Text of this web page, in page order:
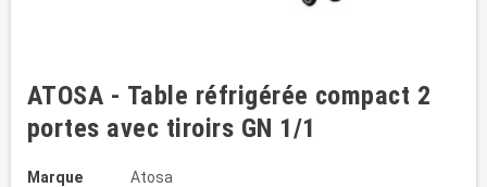
ATOSA - Table réfrigérée compact 2
portes avec tiroirs GN 1/1
Marque
Atosa